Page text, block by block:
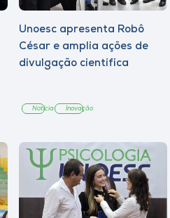
Unoesc apresenta Robô
César e amplia ações de
divulgação científica
Notícia Inovação